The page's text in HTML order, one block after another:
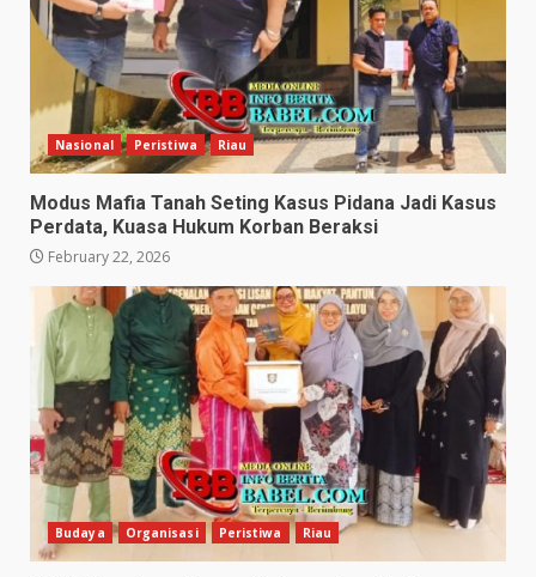
Nasional Peristiwa Riau
Modus Mafia Tanah Seting Kasus Pidana Jadi Kasus
Perdata, Kuasa Hukum Korban Beraksi
February 22, 2026
Budaya Organisasi Peristiwa Riau